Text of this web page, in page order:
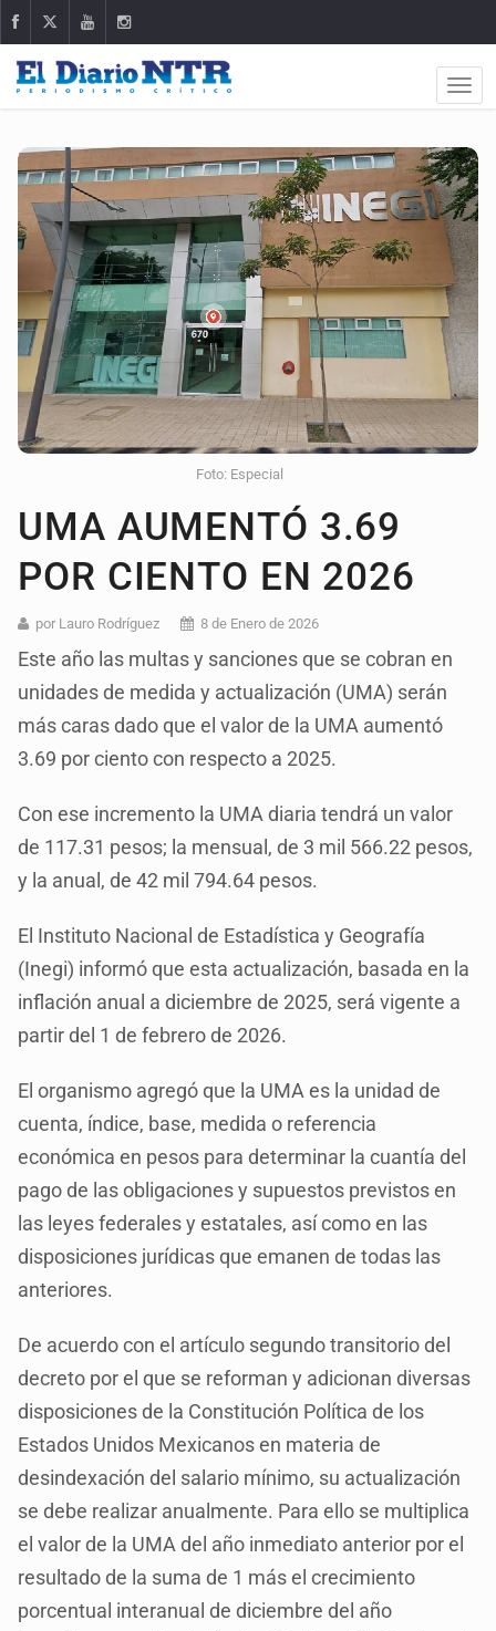
Foto: Especial
UMA AUMENTÓ 3.69
POR CIENTO EN 2026
por Lauro Rodríguez 8 de Enero de 2026
Este año las multas y sanciones que se cobran en
unidades de medida y actualización (UMA) serán
más caras dado que el valor de la UMA aumentó
3.69 por ciento con respecto a 2025.
Con ese incremento la UMA diaria tendrá un valor
de 117.31 pesos; la mensual, de 3 mil 566.22 pesos,
y la anual, de 42 mil 794.64 pesos.
El Instituto Nacional de Estadística y Geografía
(Inegi) informó que esta actualización, basada en la
inflación anual a diciembre de 2025, será vigente a
partir del 1 de febrero de 2026.
El organismo agregó que la UMA es la unidad de
cuenta, índice, base, medida o referencia
económica en pesos para determinar la cuantía del
pago de las obligaciones y supuestos previstos en
las leyes federales y estatales, así como en las
disposiciones jurídicas que emanen de todas las
anteriores.
De acuerdo con el artículo segundo transitorio del
decreto por el que se reforman y adicionan diversas
disposiciones de la Constitución Política de los
Estados Unidos Mexicanos en materia de
desindexación del salario mínimo, su actualización
se debe realizar anualmente. Para ello se multiplica
el valor de la UMA del año inmediato anterior por el
resultado de la suma de 1 más el crecimiento
porcentual interanual de diciembre del año